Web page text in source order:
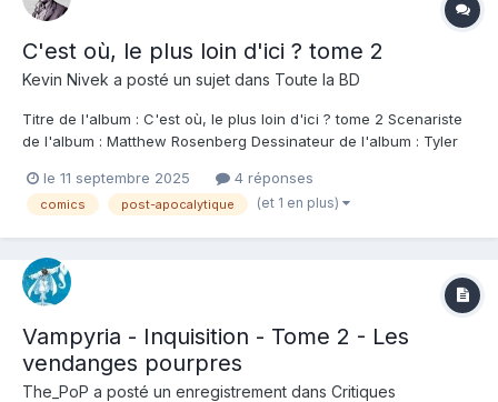
C'est où, le plus loin d'ici ? tome 2
Kevin Nivek a posté un sujet dans Toute la BD
Titre de l'album : C'est où, le plus loin d'ici ? tome 2 Scenariste
de l'album : Matthew Rosenberg Dessinateur de l'album : Tyler
Résumé de l'album : Sid, enceinte, a quitté sa bande. Elle est
persuadée que...
le 11 septembre 2025 4 réponses
comics post-apocalytique (et 1 en plus)
Vampyria - Inquisition - Tome 2 - Les
vendanges pourpres
The_PoP a posté un enregistrement dans Critiques